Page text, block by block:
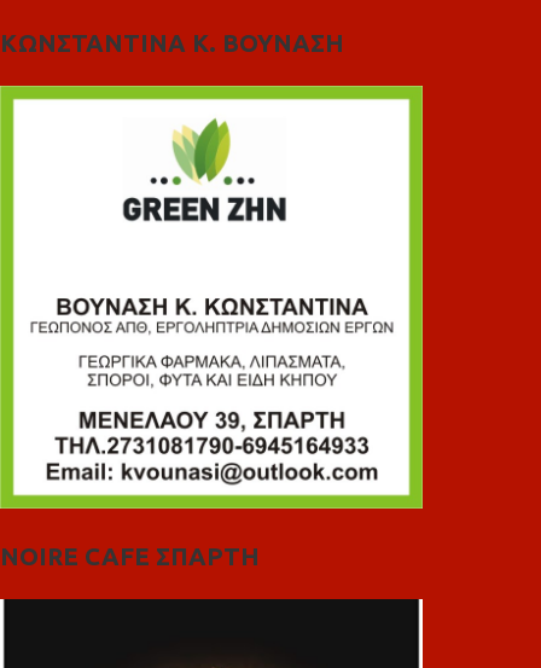
ΚΩΝΣΤΑΝΤΙΝΑ Κ. ΒΟΥΝΑΣΗ
NOIRE CAFE ΣΠΑΡΤΗ